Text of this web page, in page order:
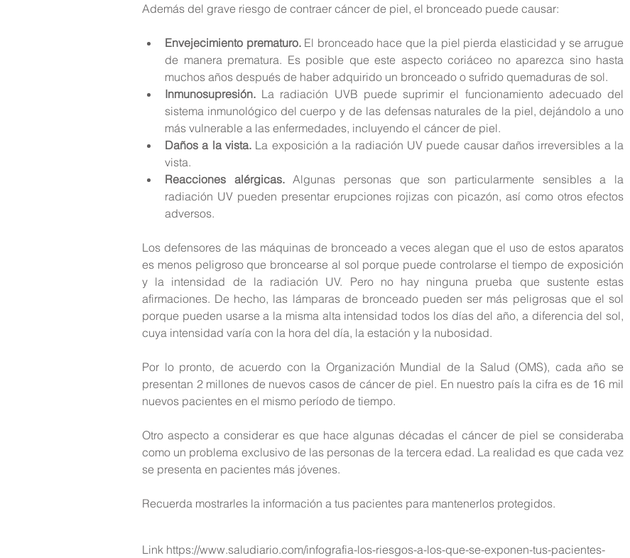
Además del grave riesgo de contraer cáncer de piel, el bronceado puede causar:
Envejecimiento prematuro. El bronceado hace que la piel pierda elasticidad y se arrugue
de manera prematura. Es posible que este aspecto coriáceo no aparezca sino hasta
muchos años después de haber adquirido un bronceado o sufrido quemaduras de sol.
Inmunosupresión. La radiación UVB puede suprimir el funcionamiento adecuado del
sistema inmunológico del cuerpo y de las defensas naturales de la piel, dejándolo a uno
más vulnerable a las enfermedades, incluyendo el cáncer de piel.
Daños a la vista. La exposición a la radiación UV puede causar daños irreversibles a la
vista.
Reacciones alérgicas. Algunas personas que son particularmente sensibles a la
radiación UV pueden presentar erupciones rojizas con picazón, así como otros efectos
adversos.
Los defensores de las máquinas de bronceado a veces alegan que el uso de estos aparatos
es menos peligroso que broncearse al sol porque puede controlarse el tiempo de exposición
y la intensidad de la radiación UV. Pero no hay ninguna prueba que sustente estas
afirmaciones. De hecho, las lámparas de bronceado pueden ser más peligrosas que el sol
porque pueden usarse a la misma alta intensidad todos los días del año, a diferencia del sol,
cuya intensidad varía con la hora del día, la estación y la nubosidad.
Por lo pronto, de acuerdo con la Organización Mundial de la Salud (OMS), cada año se
presentan 2 millones de nuevos casos de cáncer de piel. En nuestro país la cifra es de 16 mil
nuevos pacientes en el mismo período de tiempo.
Otro aspecto a considerar es que hace algunas décadas el cáncer de piel se consideraba
como un problema exclusivo de las personas de la tercera edad. La realidad es que cada vez
se presenta en pacientes más jóvenes.
Recuerda mostrarles la información a tus pacientes para mantenerlos protegidos.
Link https://www.saludiario.com/infografia-los-riesgos-a-los-que-se-exponen-tus-pacientes-